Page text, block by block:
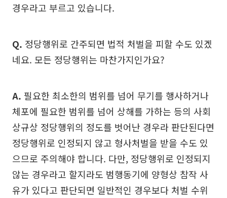
경우라고 부르고 있습니다.
Q. 정당행위로 간주되면 법적 처벌을 피할 수도 있겠
네요. 모든 정당행위는 마찬가지인가요?
A. 필요한 최소한의 범위를 넘어 무기를 행사하거나
체포에 필요한 범위를 넘어 상해를 가하는 등의 사회
상규상 정당행위의 정도를 벗어난 경우라 판단된다면
정당행위로 인정되지 않고 형사처벌을 받을 수도 있
으므로 주의해야 합니다. 다만, 정당행위로 인정되지
않는 경우라고 할지라도 범행동기에 양형상 참작 사
유가 있다고 판단되면 일반적인 경우보다 처벌 수위